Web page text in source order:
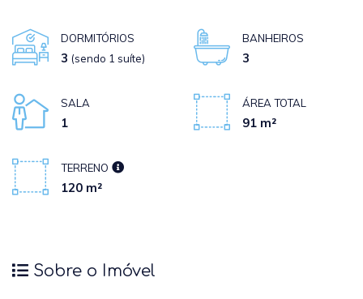
DORMITÓRIOS
3 (sendo 1 suíte)
BANHEIROS
3
SALA
1
ÁREA TOTAL
91 m²
TERRENO
120 m²
Sobre o Imóvel